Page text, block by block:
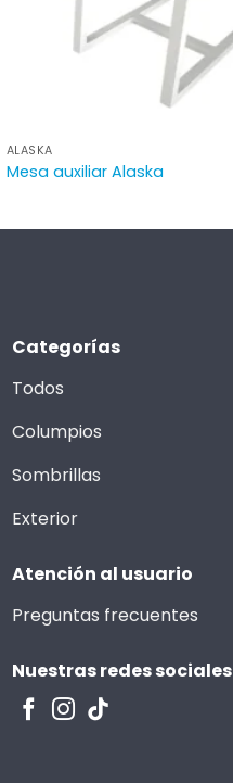
ALASKA
Mesa auxiliar Alaska
Categorías
Todos
Columpios
Sombrillas
Exterior
Atención al usuario
Preguntas frecuentes
Nuestras redes sociales